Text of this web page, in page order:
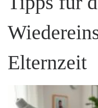
Elternzeit